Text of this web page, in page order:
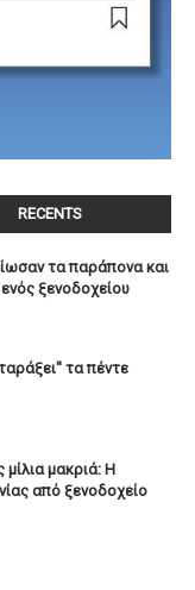
RECENTS
τα παράπονα και
ξενοδοχείου
τα πέντε
μίλια μακριά: Η
από ξενοδοχείο